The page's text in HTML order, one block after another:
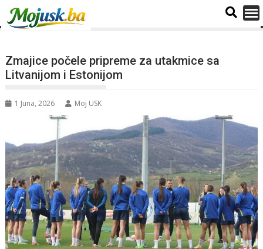
Zmajice počele pripreme za utakmice sa
Litvanijom i Estonijom
1 Juna, 2026 Moj USK